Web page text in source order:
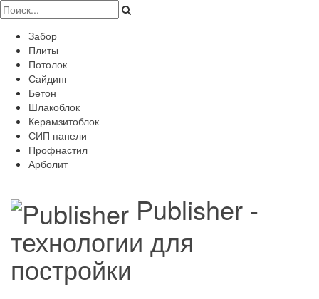
Забор
Плиты
Потолок
Сайдинг
Бетон
Шлакоблок
Керамзитоблок
СИП панели
Профнастил
Арболит
Publisher -
технологии для
постройки